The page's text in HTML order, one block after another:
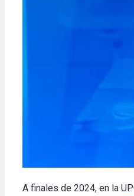
A finales de 2024, en la